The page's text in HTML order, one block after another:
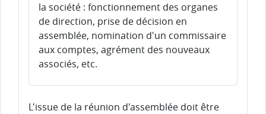
la société : fonctionnement des organes
de direction, prise de décision en
assemblée, nomination d'un commissaire
aux comptes, agrément des nouveaux
associés, etc.
L'issue de la réunion d'assemblée doit être